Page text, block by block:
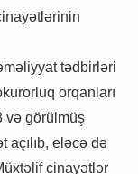
tədbirləri
orqanları
və görülmüş
açılıb, eləcə də
cinayətlər